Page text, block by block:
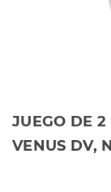
JUEGO DE
VENUS DV,